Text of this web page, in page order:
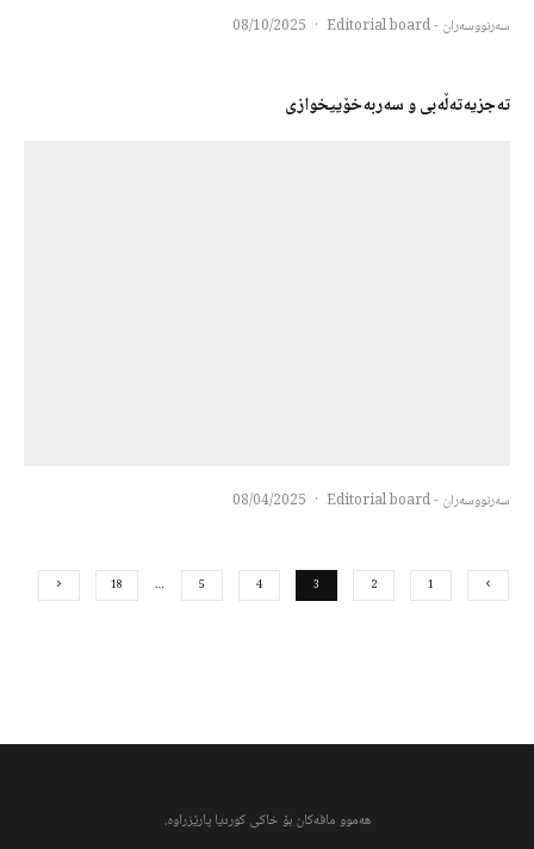
سەرنووسەران - Editorial board ·
08/10/2025
تەجزیەتەڵەبی و سەربەخۆییخوازی
سەرنووسەران - Editorial board ·
08/04/2025
1
2
3
4
5
…
18
هەموو مافەکان بۆ خاکی کوردیا پارێزراوە.